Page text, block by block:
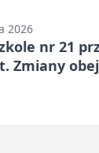
2026
nr 21
Zmiany